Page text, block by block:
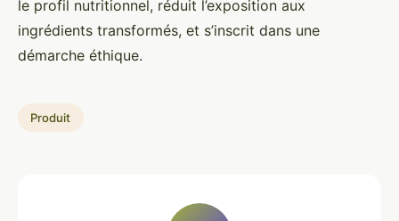
le profil nutritionnel, réduit l’exposition aux
ingrédients transformés, et s’inscrit dans une
démarche éthique.
Produit